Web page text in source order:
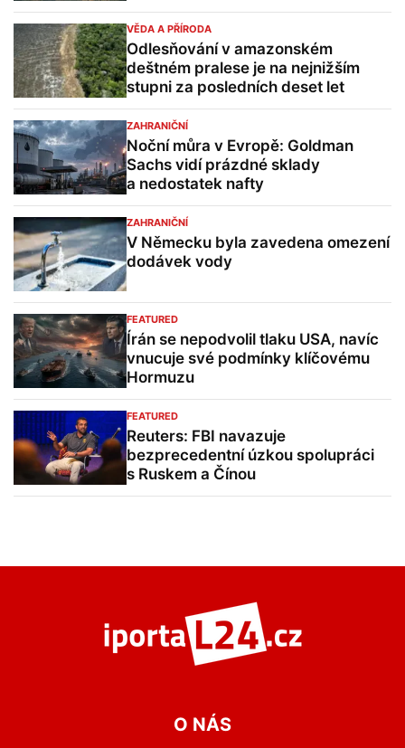
VĚDA A PŘÍRODA
Odlesňování v amazonském
deštném pralese je na nejnižším
stupni za posledních deset let
ZAHRANIČNÍ
Noční můra v Evropě: Goldman
Sachs vidí prázdné sklady
a nedostatek nafty
ZAHRANIČNÍ
V Německu byla zavedena omezení
dodávek vody
FEATURED
Írán se nepodvolil tlaku USA, navíc
vnucuje své podmínky klíčovému
Hormuzu
FEATURED
Reuters: FBI navazuje
bezprecedentní úzkou spolupráci
s Ruskem a Čínou
O NÁS